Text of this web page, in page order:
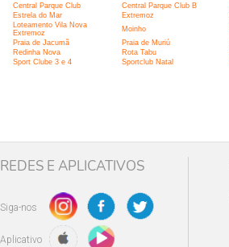
Central Parque Club Central Parque Club B
Estrela do Mar Extremoz
Loteamento Vila Nova
Extremoz
Moinho
Praia de Jacumã Praia de Muriú
Redinha Nova Rota Tabu
Sport Clube 3 e 4 Sportclub Natal
REDES E APLICATIVOS
Siga-nos
Aplicativo